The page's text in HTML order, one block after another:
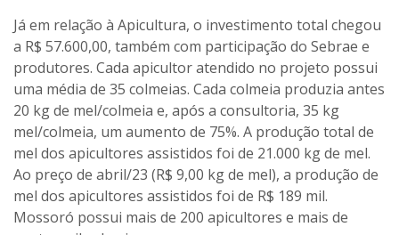
Já em relação à Apicultura, o investimento total chegou
a R$ 57.600,00, também com participação do Sebrae e
produtores. Cada apicultor atendido no projeto possui
uma média de 35 colmeias. Cada colmeia produzia antes
20 kg de mel/colmeia e, após a consultoria, 35 kg
mel/colmeia, um aumento de 75%. A produção total de
mel dos apicultores assistidos foi de 21.000 kg de mel.
Ao preço de abril/23 (R$ 9,00 kg de mel), a produção de
mel dos apicultores assistidos foi de R$ 189 mil.
Mossoró possui mais de 200 apicultores e mais de